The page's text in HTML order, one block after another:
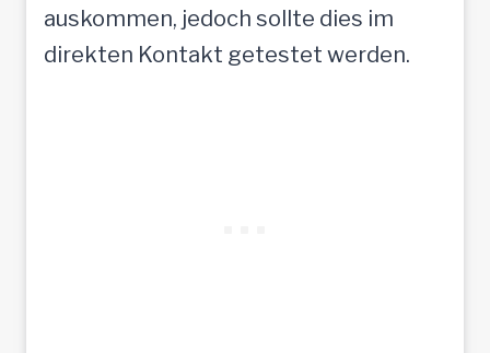
auskommen, jedoch sollte dies im
direkten Kontakt getestet werden.